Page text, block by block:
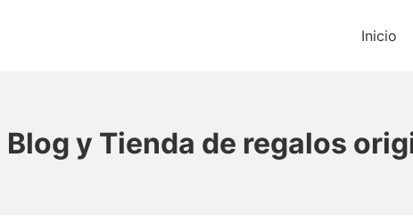
Inicio
y Tienda de regalos